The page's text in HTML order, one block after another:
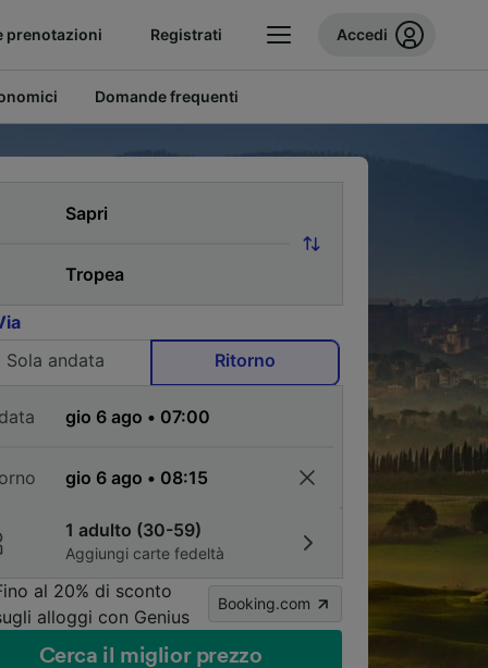
prenotazioni Registrati Accedi
Domande frequenti
Sola andata
Ritorno
1 adulto (30-59)
Aggiungi carte fedeltà
al 20% di sconto
alloggi con Genius
Booking.com
Cerca il miglior prezzo